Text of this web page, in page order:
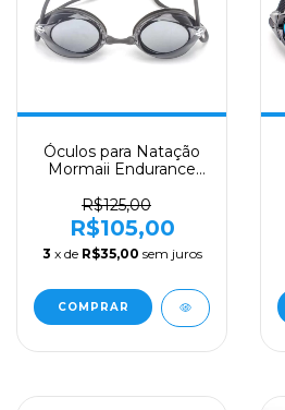
Óculos para Natação
Mormaii Endurance
R$125,00
R$105,00
3 x de R$35,00 sem juros